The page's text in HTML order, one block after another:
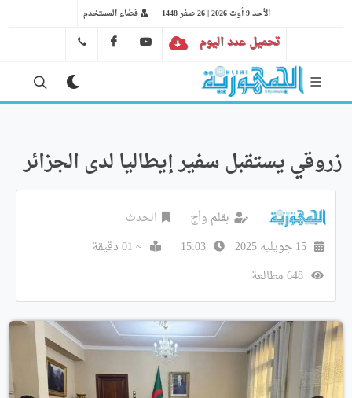
الأحد 9 أوت 2026 | 26 صفر 1448 فضاء المستخدم
تحميل عدد اليوم YT
FB
زروقي يستقبل سفير إيطاليا لدى الجزائر
بقلم وأج
الحدث
~ 01 دقيقة